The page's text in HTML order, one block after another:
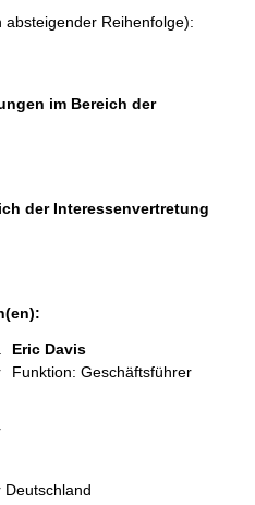
absteigender Reihenfolge):
im Bereich der
der Interessenvertretung
Eric Davis
Funktion: Geschäftsführer